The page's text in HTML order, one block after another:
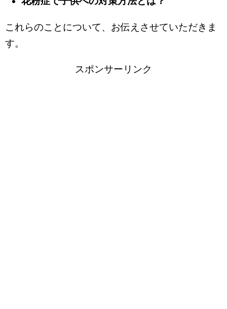
これらのことについて、お伝えさせていただきま
す。
スポンサーリンク